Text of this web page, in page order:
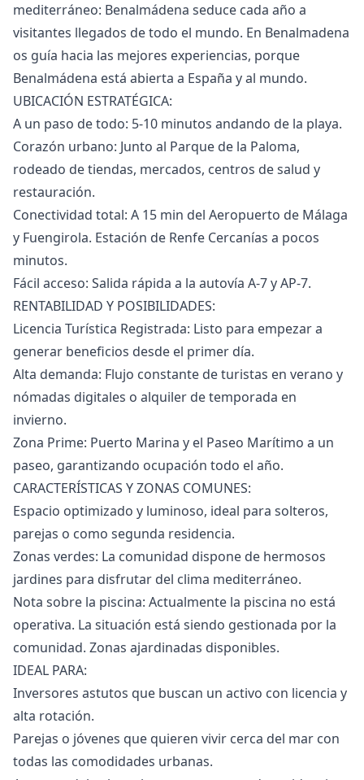
mediterráneo: Benalmádena seduce cada año a
visitantes llegados de todo el mundo. En Benalmadena
os guía hacia las mejores experiencias, porque
Benalmádena está abierta a España y al mundo.
UBICACIÓN ESTRATÉGICA:
A un paso de todo: 5-10 minutos andando de la playa.
Corazón urbano: Junto al Parque de la Paloma,
rodeado de tiendas, mercados, centros de salud y
restauración.
Conectividad total: A 15 min del Aeropuerto de Málaga
y Fuengirola. Estación de Renfe Cercanías a pocos
minutos.
Fácil acceso: Salida rápida a la autovía A-7 y AP-7.
RENTABILIDAD Y POSIBILIDADES:
Licencia Turística Registrada: Listo para empezar a
generar beneficios desde el primer día.
Alta demanda: Flujo constante de turistas en verano y
nómadas digitales o alquiler de temporada en
invierno.
Zona Prime: Puerto Marina y el Paseo Marítimo a un
paseo, garantizando ocupación todo el año.
CARACTERÍSTICAS Y ZONAS COMUNES:
Espacio optimizado y luminoso, ideal para solteros,
parejas o como segunda residencia.
Zonas verdes: La comunidad dispone de hermosos
jardines para disfrutar del clima mediterráneo.
Nota sobre la piscina: Actualmente la piscina no está
operativa. La situación está siendo gestionada por la
comunidad. Zonas ajardinadas disponibles.
IDEAL PARA:
Inversores astutos que buscan un activo con licencia y
alta rotación.
Parejas o jóvenes que quieren vivir cerca del mar con
todas las comodidades urbanas.